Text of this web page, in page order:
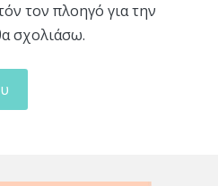
τον πλοηγό για την
σχολιάσω.